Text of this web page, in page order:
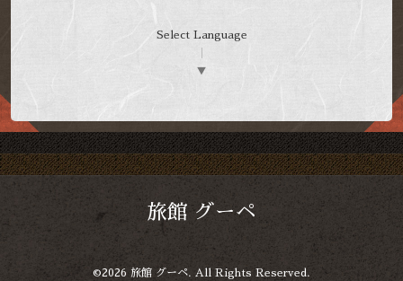
Select Language
▼
旅館 グーペ
©2026 旅館 グーペ. All Rights Reserved.